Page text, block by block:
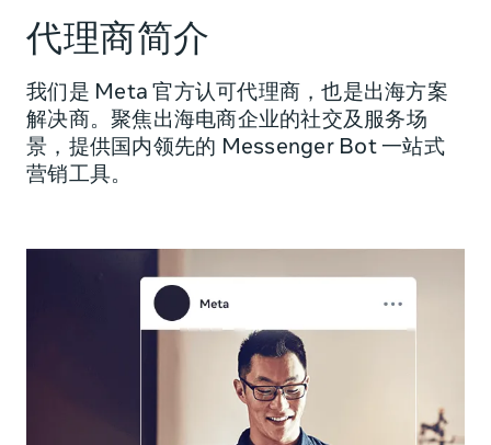
代理商简介
我们是 Meta 官方认可代理商，也是出海方案
解决商。聚焦出海电商企业的社交及服务场
景，提供国内领先的 Messenger Bot 一站式
营销工具。